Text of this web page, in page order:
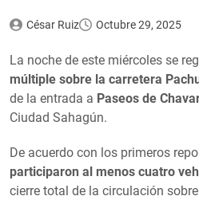
César Ruiz Octubre 29, 2025
La noche de este miércoles se
múltiple sobre la carretera
de la entrada a Paseos de
Ciudad Sahagún.
De acuerdo con los primeros
participaron al menos cuatro
cierre total de la circulación